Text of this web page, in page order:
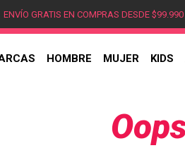
ENVÍO GRATIS EN COMPRAS DESDE
HOMBRE MUJER KIDS
2
jordan